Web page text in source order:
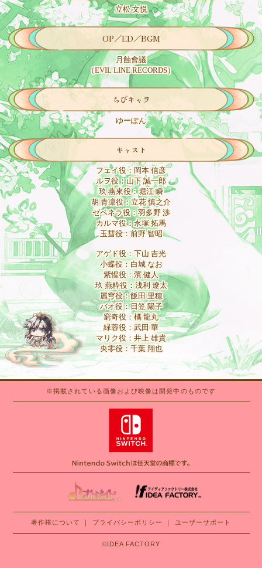
立松 文悦
OP／ED／BGM
月蝕會議
（EVIL LINE RECORDS）
ちびキャラ
ゆーぽん
キャスト
フェイ役：岡本 信彦
ルヲ役：山下 誠一郎
玖 燕來役：堀江 瞬
胡 青凛役：立花 慎之介
ゼベネラ役：羽多野 渉
カルマ役：永塚 拓馬
玉彗役：前野 智昭
アゲド役：下山 吉光
小蝶役：白城 なお
紫惺役：濱 健人
玖 燕粋役：浅利 遼太
麗穹役：飯田 里穂
バオ役：日笠 陽子
窮奇役：橘 龍丸
緑蓉役：武田 華
マリク役：井上 雄貴
央零役：千葉 翔也
※掲載されている画像および映像は開発中のものです
著作権について プライバシーポリシー ユーザーサポート
©IDEA FACTORY